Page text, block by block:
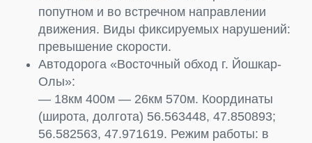
попутном и во встречном направлении
движения. Виды фиксируемых нарушений:
превышение скорости.
Автодорога «Восточный обход г. Йошкар-
Олы»:
— 18км 400м — 26км 570м. Координаты
(широта, долгота) 56.563448, 47.850893;
56.582563, 47.971619. Режим работы: в